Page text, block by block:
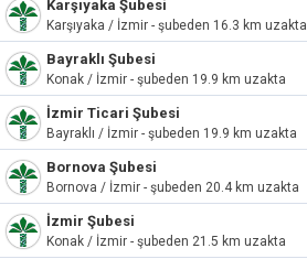
Karşıyaka Şubesi
Karşıyaka / İzmir - şubeden 16.3 km uzakta
Bayraklı Şubesi
Konak / İzmir - şubeden 19.9 km uzakta
İzmir Ticari Şubesi
Bayraklı / İzmir - şubeden 19.9 km uzakta
Bornova Şubesi
Bornova / İzmir - şubeden 20.4 km uzakta
İzmir Şubesi
Konak / İzmir - şubeden 21.5 km uzakta